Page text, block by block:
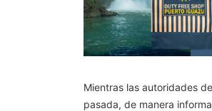
Mientras las autoridades
pasada, de manera